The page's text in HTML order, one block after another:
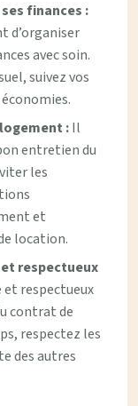
finances :
d’organiser
avec soin.
suivez vos
:Il
entretien du
les
et
location.
respectueux
et respectueux
contrat de
respectez les
des autres